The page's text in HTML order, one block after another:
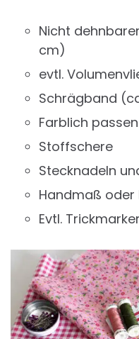
Nicht
cm)
evtl.
Schrägband
Farblich
Stoffschere
Stecknadeln
Handmaß oder
Evtl. Trickmarker